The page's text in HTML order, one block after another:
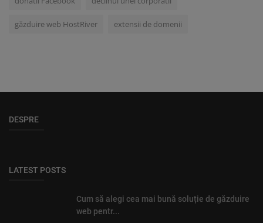
găzduire web HostRiver extensii de domenii
DESPRE
LATEST POSTS
Cum să alegi cea mai bună soluție de găzduire
web pentr...